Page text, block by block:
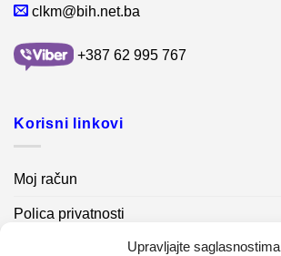
Upravljajte saglasnostima
clkm@bih.net.ba
+387 62 995 767
Korisni linkovi
Moj račun
Polica privatnosti